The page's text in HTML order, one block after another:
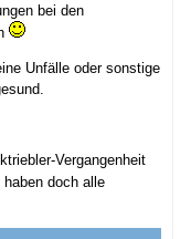
bei den
Unfälle oder sonstige
Vergangenheit
haben doch alle